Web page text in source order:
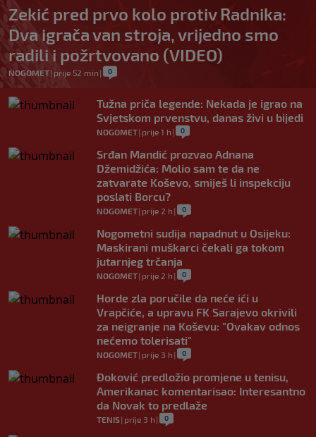
Zekić pred prvo kolo protiv Radnika:
Dva igrača van stroja, vrijedno smo
radili i požrtvovano (VIDEO)
NOGOMET| prije 52 min | 0
Tužna priča legende: Nekada je igrao na
Svjetskom prvenstvu, danas živi u bijedi
NOGOMET| prije 1 h | 0
Srđan Mandić prozvao Adnana
Džemidžića: Molio sam te da ne
zatvarate Koševo, smiješ li inspekciju
poslati Borcu?
NOGOMET| prije 2 h | 0
Nogometni sudija napadnut u Osijeku:
Maskirani muškarci čekali ga tokom
jutarnjeg trčanja
NOGOMET| prije 2 h | 0
Horde zla poručile da neće ići u
Vrapčiće, a upravu FK Sarajevo okrivili
za neigranje na Koševu: "Ovakav odnos
nećemo tolerisati"
NOGOMET| prije 3 h | 0
Đoković predložio promjene u tenisu,
Amerikanac komentarisao: Interesantno
da Novak to predlaže
TENIS| prije 3 h | 0